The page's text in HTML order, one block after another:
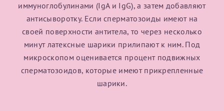
иммуноглобулинами (IgA и IgG), а затем добавляют
антисыворотку. Если сперматозоиды имеют на
своей поверхности антитела, то через несколько
минут латексные шарики прилипают к ним. Под
микроскопом оценивается процент подвижных
сперматозоидов, которые имеют прикрепленные
шарики.